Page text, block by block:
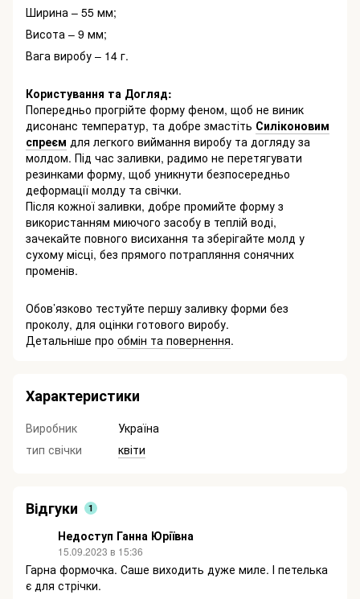
Ширина – 55 мм;
Висота – 9 мм;
Вага виробу – 14 г.
Користування та Догляд:
Попередньо прогрійте форму феном, щоб не виник
дисонанс температур, та добре змастіть Силіконовим
спреєм для легкого виймання виробу та догляду за
молдом. Під час заливки, радимо не перетягувати
резинками форму, щоб уникнути безпосередньо
деформації молду та свічки.
Після кожної заливки, добре промийте форму з
використанням миючого засобу в теплій воді,
зачекайте повного висихання та зберігайте молд у
сухому місці, без прямого потрапляння сонячних
променів.
Обов’язково тестуйте першу заливку форми без
проколу, для оцінки готового виробу.
Детальніше про обмін та повернення.
Характеристики
Виробник
Україна
тип свічки
квіти
Відгуки 1
Недоступ Ганна Юріївна
15.09.2023 в 15:36
Гарна формочка. Саше виходить дуже миле. І петелька
є для стрічки.